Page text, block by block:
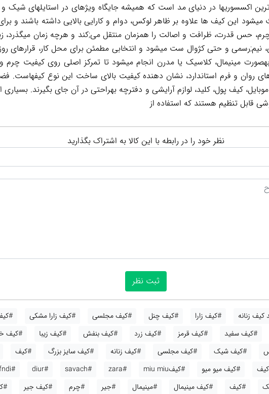
اکسسوریها در دنیای مد است که همیشه جایگاه ویژهای در استایلهای شیک
این کیف ها علاوه بر ظاهر لوکس، دوام و کارایی بالایی داشته باشند و
حس قدرت، ظرافت و اصالت را همزمان منتقل می;کند و هرچه زمان میگذرد،
نیم;رسمی و حتی کژوال ست میشود و انتخابی مطمئن برای محل کار، قرارهای
مینیمال، کلاسیک یا مدرن انجام میشود تا تمرکز اصلی روی کیفیت
روان و فرم استاندارد، نشان دهنده کیفیت بالای ساخت این نوع کیفهاست.
کیف پول، کلید، لوازم آرایشی و دفترچه بهراحتی در آن جای بگیرند. بسیاری
قابل تنظیم هستند که استفاده از
نظر خود را در رابطه با این کالا به اشتراک بگذارید
کیف زنانه #کیف زارا #کیف چنل #کیف مجلسی #کیف زارا مشکی
#کیف سفید #کیف قرمز #کیف زرد #کیف بنفش #کیف زیبا #کیف
#کیف شیک #کیف مجلسی #کیف زنانه #کیف سایز بزرگ #کیف
#کیف میو میو #کیفmiu miu #zara
#savach
#diur
#fndi
#کیف #کیف مینیمال #مینیمال #جیر #چرم #کیف جیر